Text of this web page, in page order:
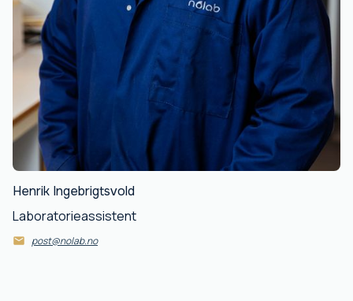
Henrik Ingebrigtsvold
Laboratorieassistent
post@nolab.no